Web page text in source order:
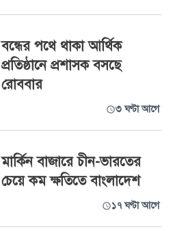
বন্ধের পথে থাকা আর্থিক
প্রতিষ্ঠানে প্রশাসক বসছে
রোববার
৩ ঘণ্টা আগে
মার্কিন বাজারে চীন-ভারতের
চেয়ে কম ক্ষতিতে বাংলাদেশ
১৭ ঘণ্টা আগে